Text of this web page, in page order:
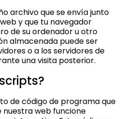
archivo que se envía junto
y que tu navegador
de su ordenador u otro
almacenada puede ser
o a los servidores de
una visita posterior.
de código de programa que
nuestra web funcione